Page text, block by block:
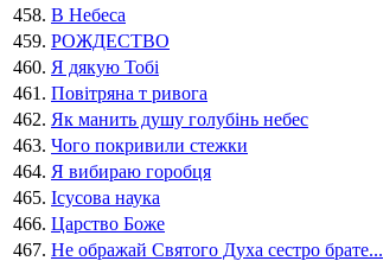
458. В Небеса
459. РОЖДЕСТВО
460. Я дякую Тобі
461. Повітряна т ривога
462. Як манить душу голубінь небес
463. Чого покривили стежки
464. Я вибираю горобця
465. Ісусова наука
466. Царство Боже
467. Не ображай Святого Духа сестро брате...